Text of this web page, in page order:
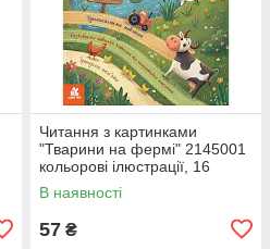
Читання з картинками
"Тварини на фермі" 2145001
кольорові ілюстрації, 16
сторінок
В наявності
57 ₴